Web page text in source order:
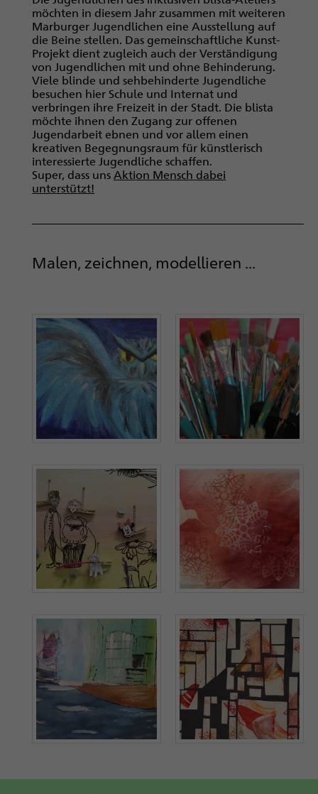
möchten in diesem Jahr zusammen mit weiteren
Marburger Jugendlichen eine Ausstellung auf
die Beine stellen. Das gemeinschaftliche Kunst-
Projekt dient zugleich auch der Verständigung
von Jugendlichen mit und ohne Behinderung.
Viele blinde und sehbehinderte Jugendliche
besuchen hier Schule und Internat und
verbringen ihre Freizeit in der Stadt. Die blista
möchte ihnen den Zugang zur offenen
Jugendarbeit ebnen und vor allem einen
kreativen Begegnungsraum für künstlerisch
interessierte Jugendliche schaffen.
Super, dass uns Aktion Mensch dabei
unterstützt!
Malen, zeichnen, modellieren ...